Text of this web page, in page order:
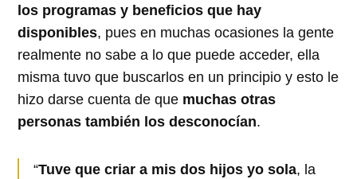
los programas y beneficios que hay
disponibles, pues en muchas ocasiones la gente
realmente no sabe a lo que puede acceder, ella
misma tuvo que buscarlos en un principio y esto le
hizo darse cuenta de que muchas otras
personas también los desconocían.
“Tuve que criar a mis dos hijos yo sola, la